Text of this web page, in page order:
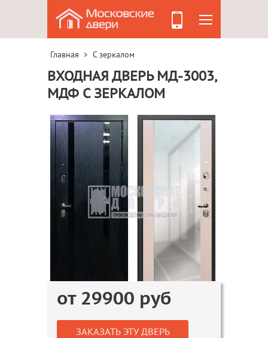
Главная > С зеркалом
ВХОДНАЯ ДВЕРЬ МД-3003,
МДФ С ЗЕРКАЛОМ
от 29900 руб
ЗАКАЗАТЬ ЭТУ ДВЕРЬ